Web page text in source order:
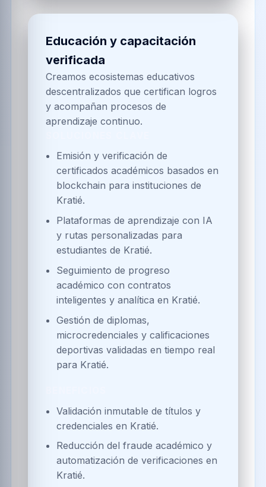
Educación y capacitación
verificada
Creamos ecosistemas educativos
descentralizados que certifican logros
y acompañan procesos de
aprendizaje continuo.
Emisión y verificación de
certificados académicos basados en
blockchain para instituciones de
Kratié.
Plataformas de aprendizaje con IA
y rutas personalizadas para
estudiantes de Kratié.
Seguimiento de progreso
académico con contratos
inteligentes y analítica en Kratié.
Gestión de diplomas,
microcredenciales y calificaciones
deportivas validadas en tiempo real
para Kratié.
Validación inmutable de títulos y
credenciales en Kratié.
Reducción del fraude académico y
automatización de verificaciones en
Kratié.